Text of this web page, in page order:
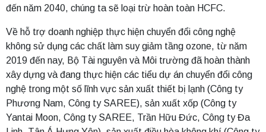
đến năm 2040, chúng ta sẽ loại trừ hoàn toàn HCFC.
Về hỗ trợ doanh nghiệp thực hiện chuyển đổi công nghệ
không sử dụng các chất làm suy giảm tầng ozone, từ năm
2019 đến nay, Bộ Tài nguyên và Môi trường đã hoàn thành
xây dựng và đang thực hiện các tiểu dự án chuyển đổi công
nghệ trong một số lĩnh vực sản xuất thiết bị lạnh (Công ty
Phương Nam, Công ty SAREE), sản xuất xốp (Công ty
Yantai Moon, Công ty SAREE, Trần Hữu Đức, Công ty Đa